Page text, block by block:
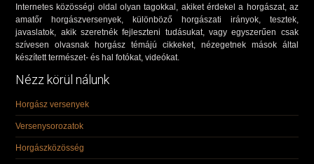
Internetes közösségi oldal olyan tagokkal, akiket érdekel a horgászat, az
amatőr horgászversenyek, különböző horgászati irányok, tesztek,
javaslatok, akik szeretnék fejleszteni tudásukat, vagy egyszerűen csak
szívesen olvasnak horgász témájú cikkeket, nézegetnek mások által
készített természet- és hal fotókat, videókat.
Nézz körül nálunk
Horgász versenyek
Versenysorozatok
Horgászközösség